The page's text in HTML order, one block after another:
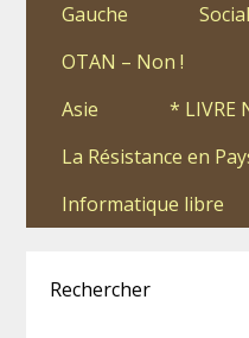
Gauche
OTAN – Non !
Asie
* LIVRE
La Résistance en
Informatique libre
Rechercher